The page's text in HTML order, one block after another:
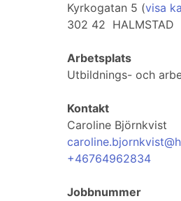
Kyrkogatan 5 (visa
302 42 HALMSTAD
Arbetsplats
Utbildnings- och
Kontakt
Caroline Björnkvist
+46764962834
Jobbnummer